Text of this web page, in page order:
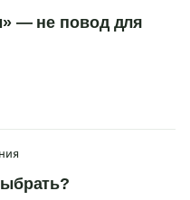
— не повод для